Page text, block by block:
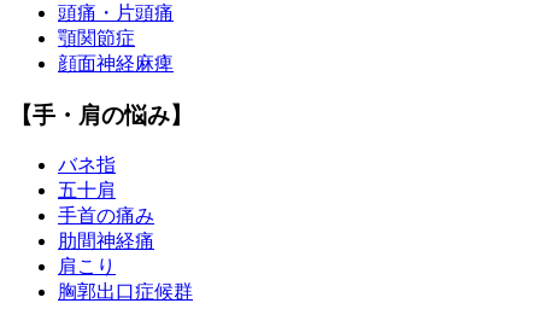
頭痛・片頭痛
顎関節症
顔面神経麻痺
【手・肩の悩み】
バネ指
五十肩
手首の痛み
肋間神経痛
肩こり
胸郭出口症候群